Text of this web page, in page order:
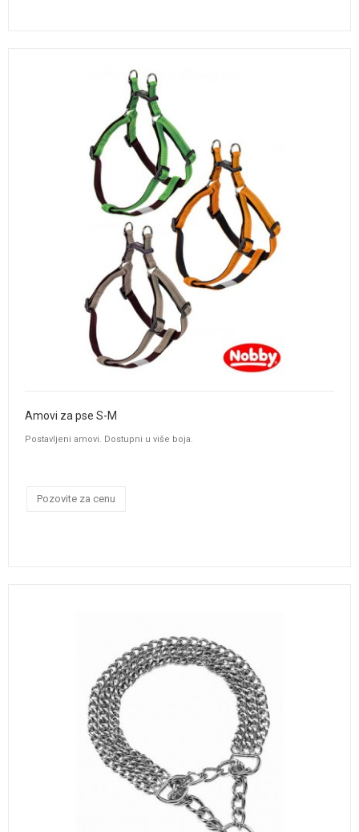
Amovi za pse S-M
Postavljeni amovi. Dostupni u više boja.
Pozovite za cenu